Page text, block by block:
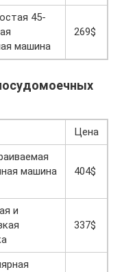
45-
машина
269$
Цена
машина
404$
и
337$